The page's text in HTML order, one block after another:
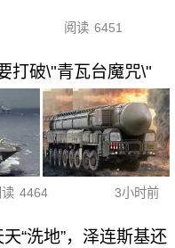
阅读 6451
打破\"青瓦台魔咒\"
4464 3小时前
“洗地”，泽连斯基还